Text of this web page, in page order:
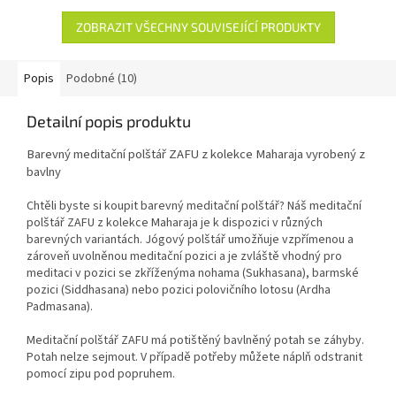
od chladné podlahya stabilní
oporu při cvičení. Vyrobena z
PVC pro dlouhou životnost a
ZOBRAZIT VŠECHNY SOUVISEJÍCÍ PRODUKTY
Popis Podobné (10)
Detailní popis produktu
Barevný meditační polštář ZAFU z kolekce Maharaja vyrobený z
bavlny
Chtěli byste si koupit barevný meditační polštář? Náš meditační
polštář ZAFU z kolekce Maharaja je k dispozici v různých
barevných variantách. Jógový polštář umožňuje vzpřímenou a
zároveň uvolněnou meditační pozici a je zvláště vhodný pro
meditaci v pozici se zkříženýma nohama (Sukhasana), barmské
pozici (Siddhasana) nebo pozici polovičního lotosu (Ardha
Padmasana).
Meditační polštář ZAFU má potištěný bavlněný potah se záhyby.
Potah nelze sejmout. V případě potřeby můžete náplň odstranit
pomocí zipu pod popruhem.